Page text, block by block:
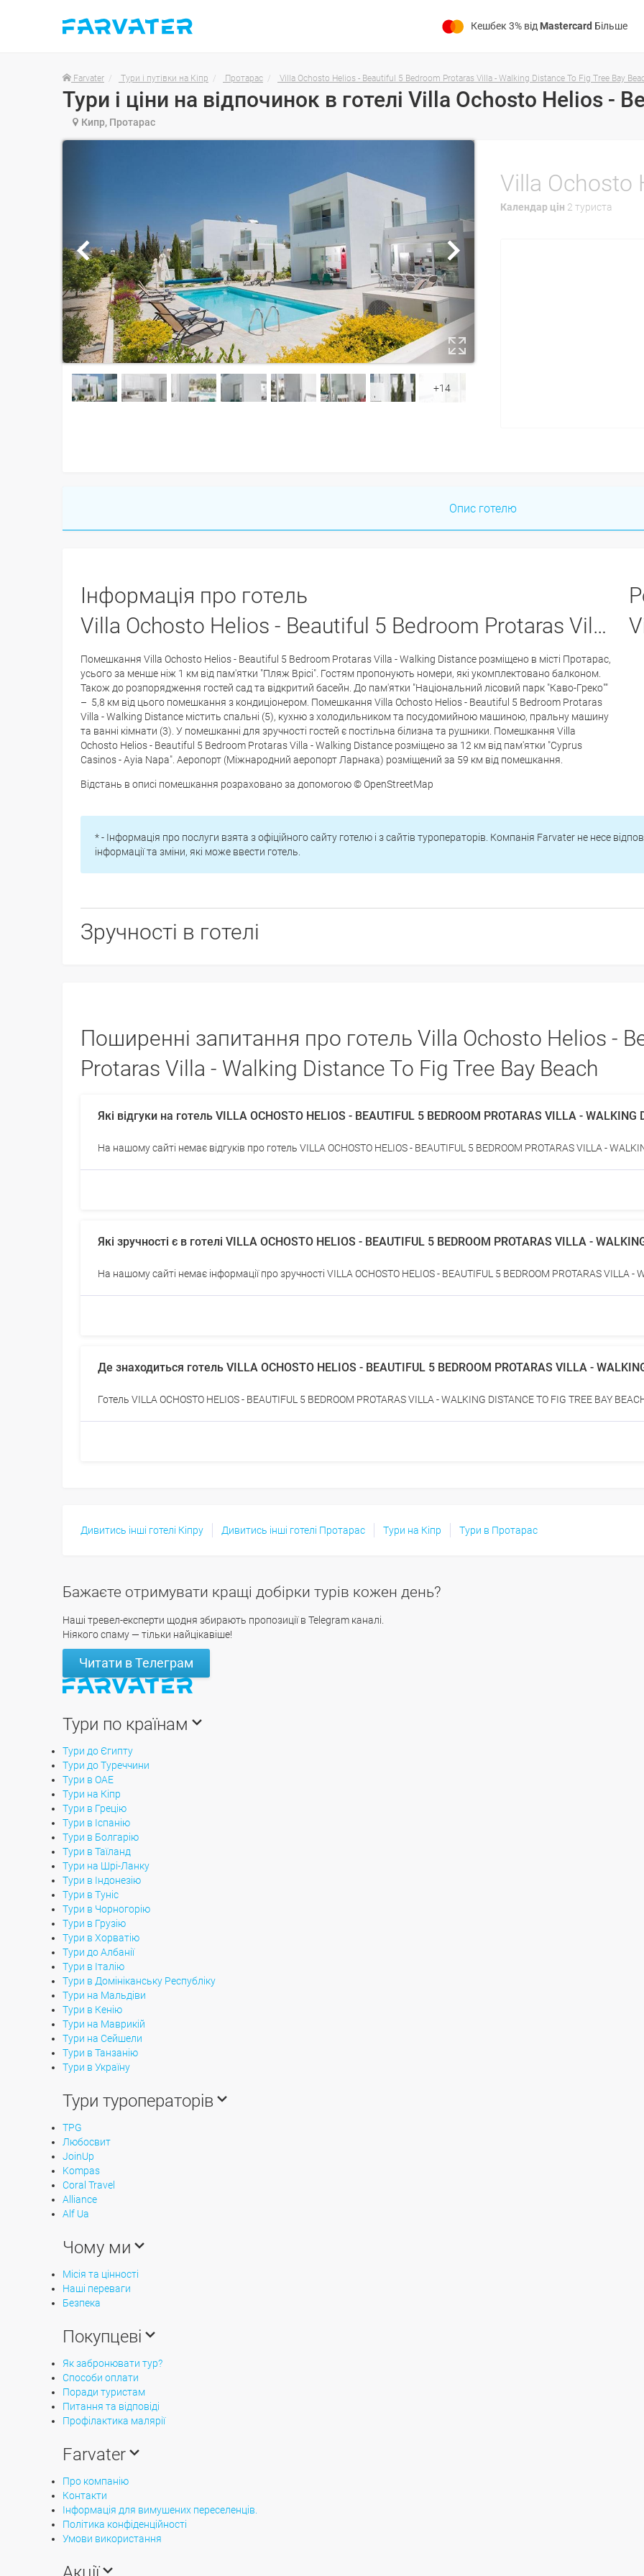
Кешбек 3% від Mastercard Більше
Farvater Тури і путівки на Кіпр Протарас Villa Ochosto Helios - Beautiful 5 Bedroom Protaras Villa - Walking Distance To Fig Tree Bay
Кипр, Протарас
+14
Календар цін 2 туриста
Опис готелю
Інформація про готель
Villa Ochosto Helios - Beautiful 5 Bedroom Protaras Villa - Walking Distance To Fig Tree Bay Beach -
Помешкання Villa Ochosto Helios - Beautiful 5 Bedroom Protaras Villa - Walking Distance розміщено в місті Протарас,
усього за менше ніж 1 км від пам'ятки "Пляж Врісі". Гостям пропонують номери, які укомплектовано балконом.
Також до розпорядження гостей сад та відкритий басейн. До пам'ятки "Національний лісовий парк "Каво-Греко""
– 5,8 км від цього помешкання з кондиціонером. Помешкання Villa Ochosto Helios - Beautiful 5 Bedroom Protaras
Villa - Walking Distance містить спальні (5), кухню з холодильником та посудомийною машиною, пральну машину
та ванні кімнати (3). У помешканні для зручності гостей є постільна білизна та рушники. Помешкання Villa
Ochosto Helios - Beautiful 5 Bedroom Protaras Villa - Walking Distance розміщено за 12 км від пам'ятки "Cyprus
Casinos - Ayia Napa". Аеропорт (Міжнародний аеропорт Ларнака) розміщений за 59 км від помешкання.
Відстань в описі помешкання розраховано за допомогою © OpenStreetMap
Villa
* - Інформація про послуги взята з офіційного сайту готелю і з сайтів туроператорів. Компанія Farvater не несе
інформації та зміни, які може ввести готель.
Зручності в готелі
Поширенні запитання про готель Villa Ochosto Helios -
Protaras Villa - Walking Distance To Fig Tree Bay Beach
Які відгуки на готель VILLA OCHOSTO HELIOS - BEAUTIFUL 5 BEDROOM PROTARAS VILLA - WALKING
На нашому сайті немає відгуків про готель VILLA OCHOSTO HELIOS - BEAUTIFUL 5 BEDROOM PROTARAS VILLA -
Які зручності є в готелі VILLA OCHOSTO HELIOS - BEAUTIFUL 5 BEDROOM PROTARAS VILLA -
На нашому сайті немає інформації про зручності VILLA OCHOSTO HELIOS - BEAUTIFUL 5 BEDROOM PROTARAS VILLA -
Де знаходиться готель VILLA OCHOSTO HELIOS - BEAUTIFUL 5 BEDROOM PROTARAS VILLA -
Готель VILLA OCHOSTO HELIOS - BEAUTIFUL 5 BEDROOM PROTARAS VILLA - WALKING DISTANCE TO FIG TREE BAY
Дивитись інші готелі Кіпру Дивитись інші готелі Протарас Тури на Кіпр Тури в Протарас
Бажаєте отримувати кращі добірки турів кожен день?
Наші тревел-експерти щодня збирають пропозиції в Telegram каналі.
Ніякого спаму — тільки найцікавіше!
Читати в Телеграм
Тури по країнам
Тури до Єгипту
Тури до Туреччини
Тури в ОАЕ
Тури на Кіпр
Тури в Грецію
Тури в Іспанію
Тури в Болгарію
Тури в Таїланд
Тури на Шрі-Ланку
Тури в Індонезію
Тури в Туніс
Тури в Чорногорію
Тури в Грузію
Тури в Хорватію
Тури до Албанії
Тури в Італію
Тури в Домініканську Республіку
Тури на Мальдіви
Тури в Кенію
Тури на Маврикій
Тури на Сейшели
Тури в Танзанію
Тури в Україну
Тури туроператорів
TPG
Любосвит
JoinUp
Kompas
Coral Travel
Alliance
Alf Ua
Чому ми
Місія та цінності
Наші переваги
Безпека
Покупцеві
Як забронювати тур?
Способи оплати
Поради туристам
Питання та відповіді
Профілактика малярії
Farvater
Про компанію
Контакти
Інформація для вимушених переселенців.
Політика конфіденційності
Умови використання